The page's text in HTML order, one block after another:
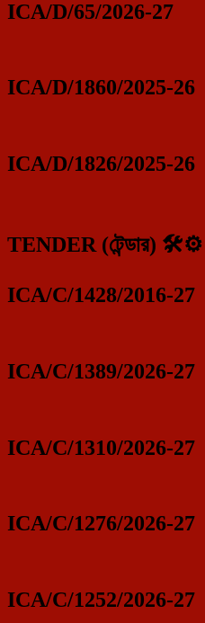
ICA/D/65/2026-27
ICA/D/1860/2025-26
ICA/D/1826/2025-26
TENDER (টেন্ডার) 🛠️⚙️
ICA/C/1428/2016-27
ICA/C/1389/2026-27
ICA/C/1310/2026-27
ICA/C/1276/2026-27
ICA/C/1252/2026-27